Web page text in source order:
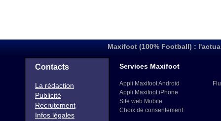
Maxifoot (100% Football) :
Contacts
La rédaction
Publicité
Recrutement
Infos légales
Services Maxifoot
Appli Maxifoot Android
Appli Maxifoot iPhone
Site web Mobile
Choix de consentement